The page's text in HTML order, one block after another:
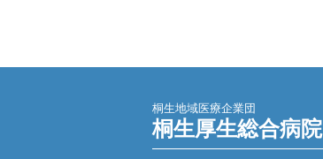
桐生地域医療企業団
桐生厚生総合病院